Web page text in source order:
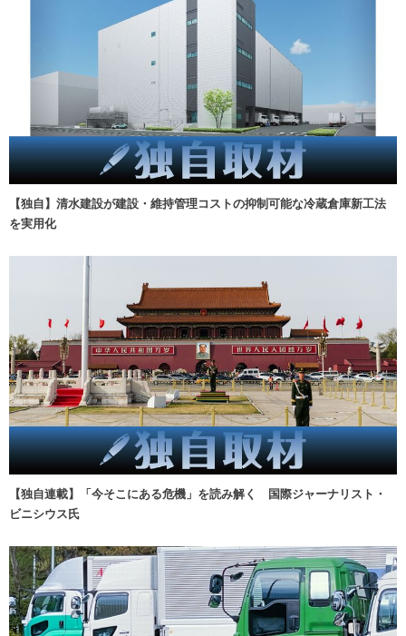
【独自】清水建設が建設・維持管理コストの抑制可能な冷蔵倉庫新工法
を実用化
【独自連載】「今そこにある危機」を読み解く 国際ジャーナリスト・
ビニシウス氏